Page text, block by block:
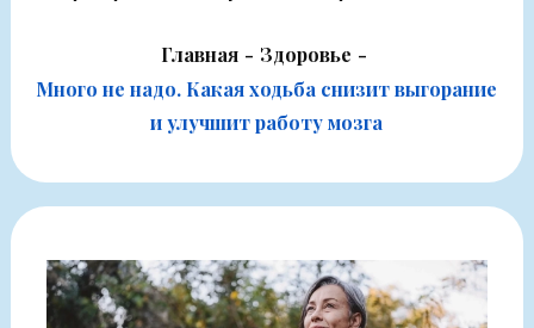
Главная
Здоровье
Много не надо. Какая ходьба снизит выгорание
и улучшит работу мозга